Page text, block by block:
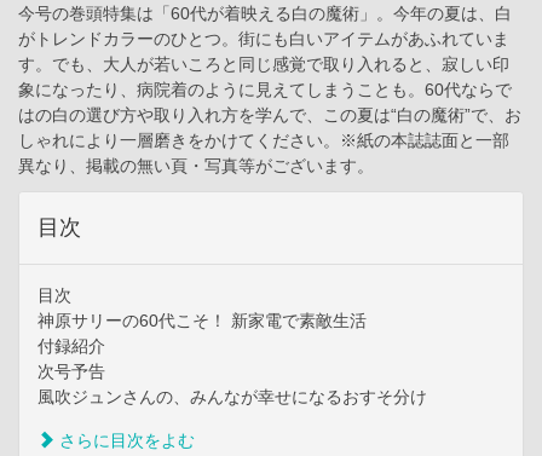
今号の巻頭特集は「60代が着映える白の魔術」。今年の夏は、白
がトレンドカラーのひとつ。街にも白いアイテムがあふれていま
す。でも、大人が若いころと同じ感覚で取り入れると、寂しい印
象になったり、病院着のように見えてしまうことも。60代ならで
はの白の選び方や取り入れ方を学んで、この夏は“白の魔術”で、お
しゃれにより一層磨きをかけてください。※紙の本誌誌面と一部
異なり、掲載の無い頁・写真等がございます。
目次
目次
神原サリーの60代こそ！ 新家電で素敵生活
付録紹介
次号予告
風吹ジュンさんの、みんなが幸せになるおすそ分け
さらに目次をよむ